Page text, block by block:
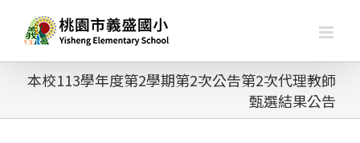
本校113學年度第2學期第2次公告第2次代理教師
甄選結果公告